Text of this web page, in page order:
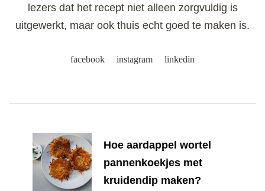
lezers dat het recept niet alleen zorgvuldig is
uitgewerkt, maar ook thuis echt goed te maken is.
facebook instagram linkedin
Navigation
Hoe aardappel wortel
pannenkoekjes met
kruidendip maken?